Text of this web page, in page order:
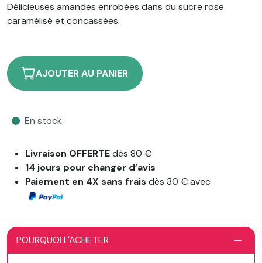
Délicieuses amandes enrobées dans du sucre rose
caramélisé et concassées.
AJOUTER AU PANIER
En stock
Livraison OFFERTEdès 80 €
14 jours pour changer d’avis
Paiement en 4X sans fraisdès 30 € avec
POURQUOI L'ACHETER